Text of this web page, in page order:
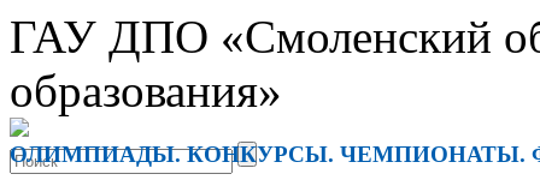
ГАУ ДПО «Смоленский
образования»
ОЛИМПИАДЫ. КОНКУРСЫ. ЧЕМПИОНАТЫ.